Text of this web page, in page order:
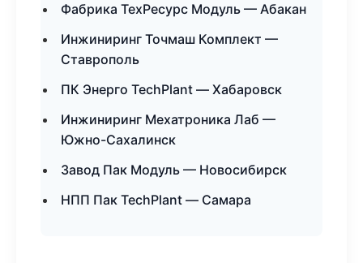
Фабрика ТехРесурс Модуль — Абакан
Инжиниринг Точмаш Комплект —
Ставрополь
ПК Энерго TechPlant — Хабаровск
Инжиниринг Мехатроника Лаб —
Южно-Сахалинск
Завод Пак Модуль — Новосибирск
НПП Пак TechPlant — Самара